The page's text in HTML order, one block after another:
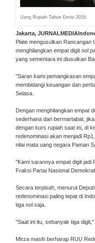
Uang Rupiah Tahun Emisi 2016.
Jakarta,
Plate mengusulkan Rancangan
menghilangkan empat digit nol
yang sementara ini diusulkan
"Saran kami pemangkasan
membidangi keuangan dan
Selasa.
Dengan menghilangkan empat
sederhana dan bermartabat,
dengan kurs rupiah saat ini, di
redenominasi akan menjadi
nilai mata uang negara Paman
"Kami sarannya empat digit jadi
Fraksi Partai Nasional Demokrat
Secara terpisah, menurut
redenominasi paling tepat di
tiga nol saja.
"Saat ini itu, sebanyak tiga
Mirza masih berharap RUU